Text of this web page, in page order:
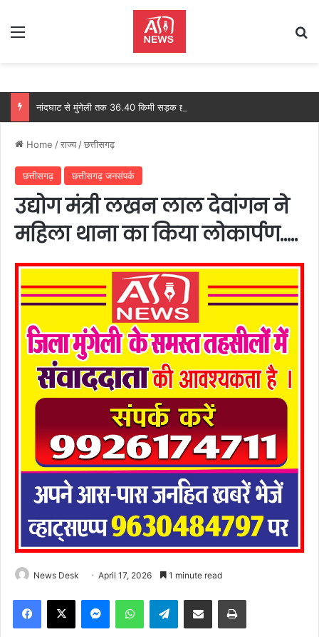
Menu
Home /राज्य /छत्तीसगढ़
छत्तीसगढ़ छत्तीसगढ़ जनसंपर्क
उद्योग मंत्री लखन लाल देवांगन ने
महिला थाना का किया लोकार्पण…..
News Desk April 17, 2026 1 minute read
Facebook
X MessengerWhatsAppTelegramShare via Email Print